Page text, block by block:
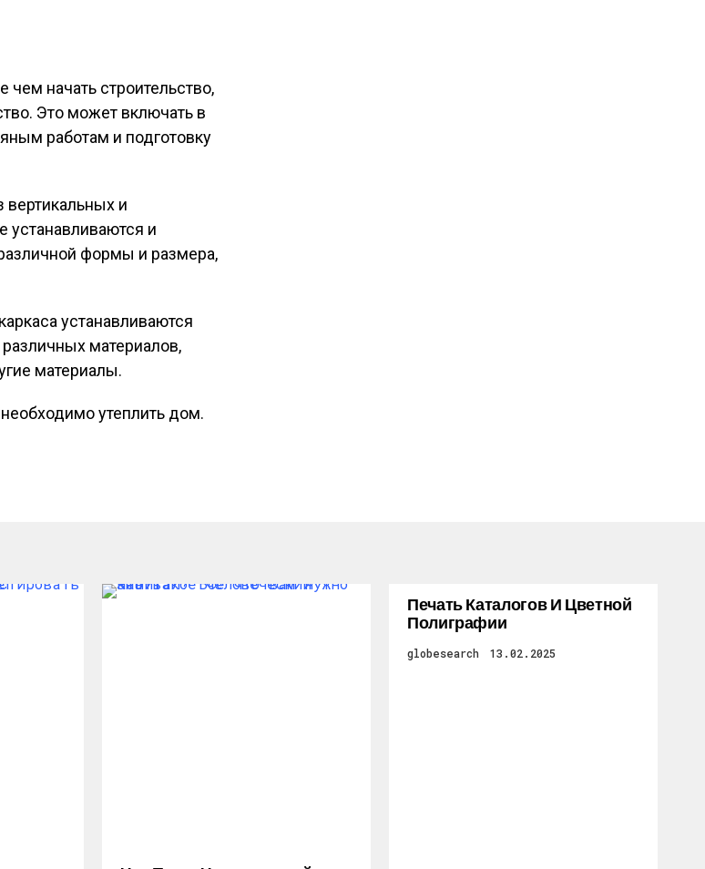
чем начать строительство,
Это может включать в
работам и подготовку
вертикальных и
устанавливаются и
формы и размера,
устанавливаются
материалов,
материалы.
утеплить дом.
Печать Каталогов И Цветной
Полиграфии
globesearch 13.02.2025